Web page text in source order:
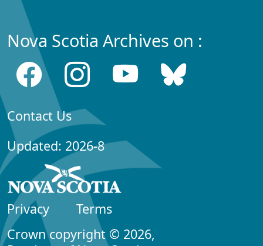
Nova Scotia Archives on :
Contact Us
Updated: 2026-8
Privacy
Terms
Crown copyright © 2026,